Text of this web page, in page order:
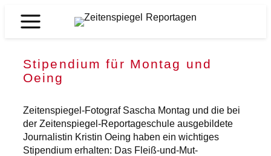
Inhalt
Zeitenspiegel
Stipendium für Montag und
Oeing
Zeitenspiegel-Fotograf Sascha Montag und die bei
der Zeitenspiegel-Reportageschule ausgebildete
Journalistin Kristin Oeing haben ein wichtiges
Stipendium erhalten: Das Fleiß-und-Mut-